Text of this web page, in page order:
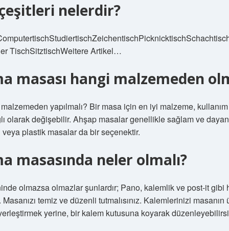
nelerdir?
TischSitztischWeitere Artikel…
masası hangi malzemeden
yapılmalı? Bir masa için en iyi malzeme,
olarak değişebilir. Ahşap masalar genellikle sağlam ve
plastik masalar da bir seçenektir.
masasında neler olmalı?
olmazsa olmazlar şunlardır; Pano, kalemlik ve post-it gibi
Masanızı temiz ve düzenli tutmalısınız. Kalemlerinizi masanın
yerine, bir kalem kutusuna koyarak